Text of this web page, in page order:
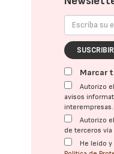
Marcar
Autorizo
avisos
Autorizo
de terceros
He leído